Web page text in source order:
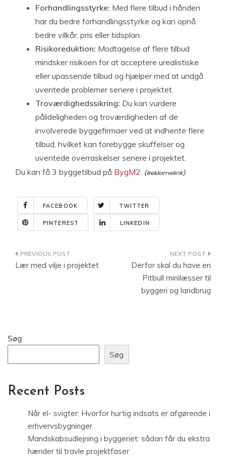
Forhandlingsstyrke: Med flere tilbud i hånden
har du bedre forhandlingsstyrke og kan opnå
bedre vilkår, pris eller tidsplan.
Risikoreduktion: Modtagelse af flere tilbud
mindsker risikoen for at acceptere urealistiske
eller upassende tilbud og hjælper med at undgå
uventede problemer senere i projektet.
Troværdighedssikring: Du kan vurdere
pålideligheden og troværdigheden af de
involverede byggefirmaer ved at indhente flere
tilbud, hvilket kan forebygge skuffelser og
uventede overraskelser senere i projektet.
Du kan få 3 byggetilbud på BygM2
FACEBOOK TWITTER
PINTEREST LINKEDIN
Indlægsnavigation
Lær med vilje i projektet
Derfor skal du have en
Pitbull minilæsser til
byggeri og landbrug
Søg
Søg
Recent Posts
Når el- svigter: Hvorfor hurtig indsats er afgørende i
erhvervsbygninger
Mandskabsudlejning i byggeriet: sådan får du ekstra
hænder til travle projektfaser